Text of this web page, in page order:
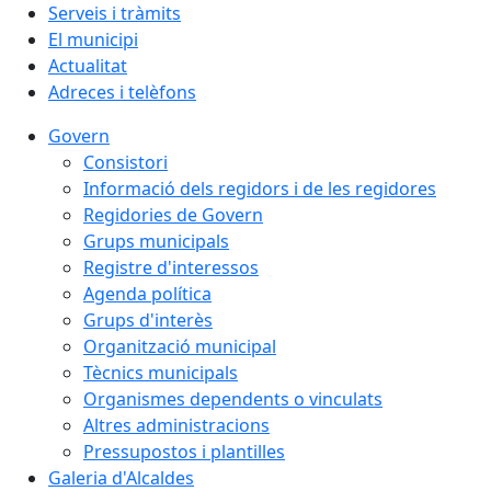
Serveis i tràmits
El municipi
Actualitat
Adreces i telèfons
Govern
Consistori
Informació dels regidors i de les regidores
Regidories de Govern
Grups municipals
Registre d'interessos
Agenda política
Grups d'interès
Organització municipal
Tècnics municipals
Organismes dependents o vinculats
Altres administracions
Pressupostos i plantilles
Galeria d'Alcaldes